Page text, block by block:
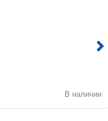
В наличии